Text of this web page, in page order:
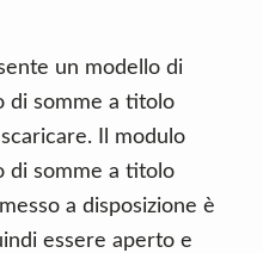
un modello di
di somme a titolo
Il modulo
di somme a titolo
a disposizione è
essere aperto e